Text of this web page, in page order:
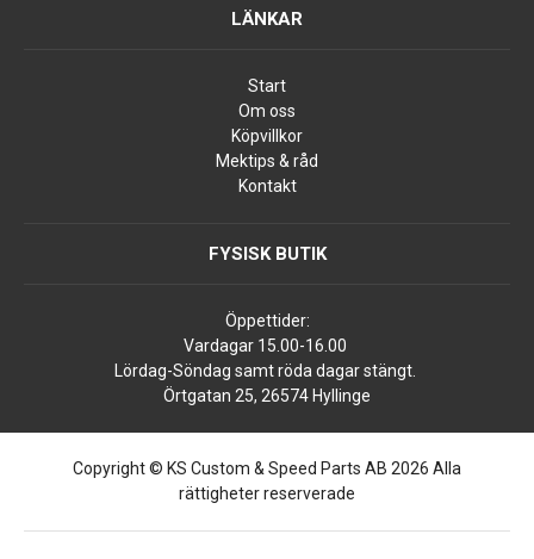
LÄNKAR
Start
Om oss
Köpvillkor
Mektips & råd
Kontakt
FYSISK BUTIK
Öppettider:
Vardagar 15.00-16.00
Lördag-Söndag samt röda dagar stängt.
Örtgatan 25, 26574 Hyllinge
Copyright © KS Custom & Speed Parts AB 2026 Alla
rättigheter reserverade